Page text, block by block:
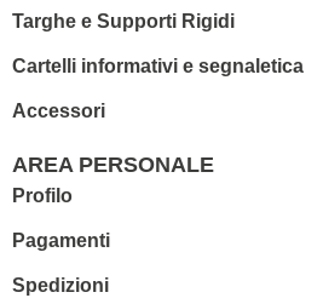
Targhe e Supporti Rigidi
Cartelli informativi e segnaletica
Accessori
AREA PERSONALE
Profilo
Pagamenti
Spedizioni